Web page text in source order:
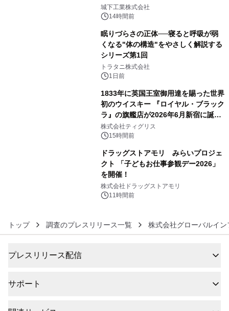
ーブル1本つなぐだけ、テレビの音が
ぐっと豊かに
城下工業株式会社
14時間前
眠りづらさの正体──寝ると呼吸が弱
くなる"体の構造"をやさしく解説する
シリーズ第1回
トラタニ株式会社
1日前
1833年に英国王室御用達を賜った世界
初のウイスキー 『ロイヤル・ブラック
ラ』の旗艦店が2026年6月新宿に誕
生 バカルディ ジャパンと連携した
没入型バー「BAR Arca」
株式会社ティグリス
15時間前
ドラッグストアモリ みらいプロジェ
クト 「子どもお仕事参観デー2026」
を開催！
株式会社ドラッグストアモリ
11時間前
トップ 調査のプレスリリース一覧 株式会社グローバルイ
プレスリリース配信
サポート